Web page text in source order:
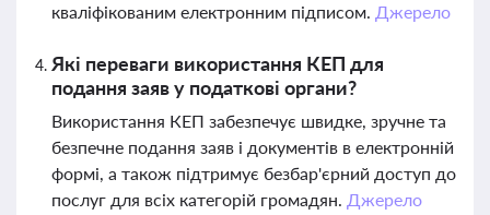
кваліфікованим електронним підписом. Джерело
Які переваги використання КЕП для
подання заяв у податкові органи?
Використання КЕП забезпечує швидке, зручне та
безпечне подання заяв і документів в електронній
формі, а також підтримує безбар'єрний доступ до
послуг для всіх категорій громадян. Джерело